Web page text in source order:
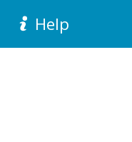
Help